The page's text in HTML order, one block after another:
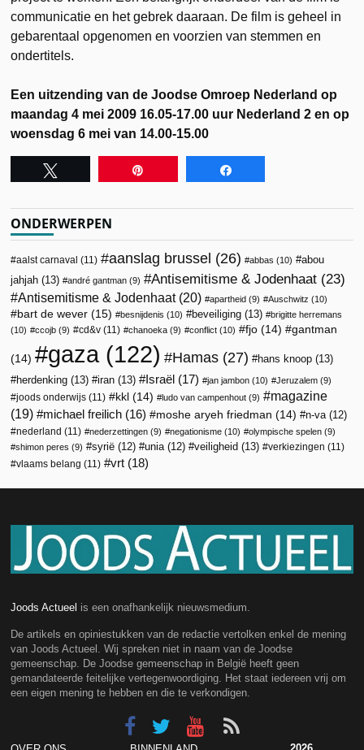
communicatie en het gebrek daaraan. De film is geheel in
gebarentaal opgenomen en voorzien van stemmen en
ondertitels.
Een uitzending van de Joodse Omroep Nederland op
maandag 4 mei 2009 16.05-17.00 uur Nederland 2 en op
woensdag 6 mei van 14.00-15.00
ONDERWERPEN
aalst carnaval (11) aanslag brussel (26) abbas (10)
abou
jahjah (13) andré gantman (9) Antisemitisme & Jodenhaat (23)
Antisemitisme & Jodenhaat(20) apartheid (9) Auschwitz (10)
bart de wever (15) besnijdenis (10) beveiliging (13)
brigitte herremans
(10)
ccojb (9) cd&v (11) chanoeka (9) conflict (10) fjo (14) gantman
(14) gaza (122) Hamas (27) hans knoop (13)
herdenking (13) iran (13) Israël (17) jan jambon (10) Jeruzalem (9)
joods onderwijs (11) kkl (14) ludo van campenhout (9)
magazine
(19)
michael freilich (16) moshe aryeh friedman (14) n-va (12)
nederland (11) nederzettingen (9) negationisme (10) olympische spelen (9)
shimon peres (9) syrië (12) unia (12) veiligheid (13) verkiezingen (11)
vlaams belang (11) vrt (18)
Joods Actueel is een onafhankelijk nieuwsmedium.
De artikels en opiniestukken van de redactie vertolken enkel de mening
van Joods Actueel. Wij spreken niet in naam van de Joodse
gemeenschap. De Joodse gemeenschap in België heeft geen
gemandateerde feitelijke vertegenwoordiging. Het staat iedereen vrij om
een eigen mening te hebben en die te verkondigen.